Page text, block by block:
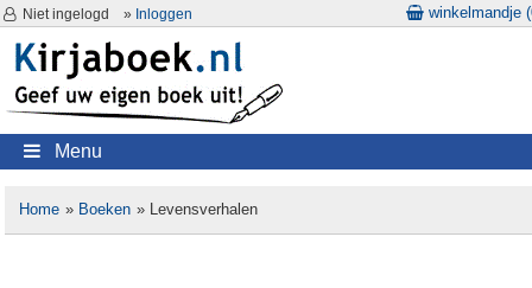
Niet ingelogd » Inloggen winkelmandje (
Menu
Home » Boeken » Levensverhalen